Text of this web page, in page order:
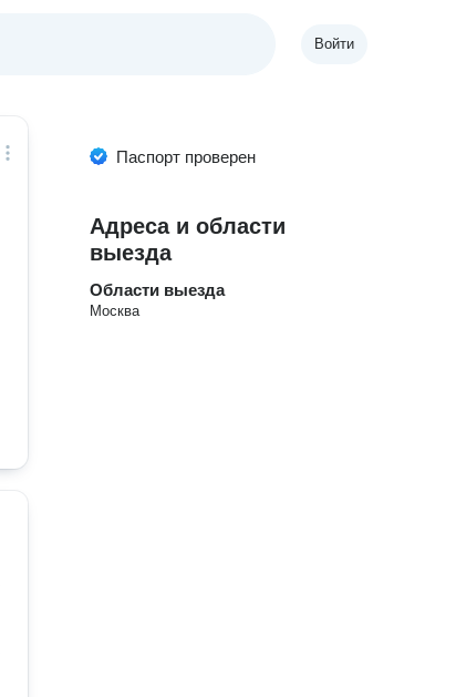
Войти
Паспорт проверен
Адреса и области
выезда
Области выезда
Москва